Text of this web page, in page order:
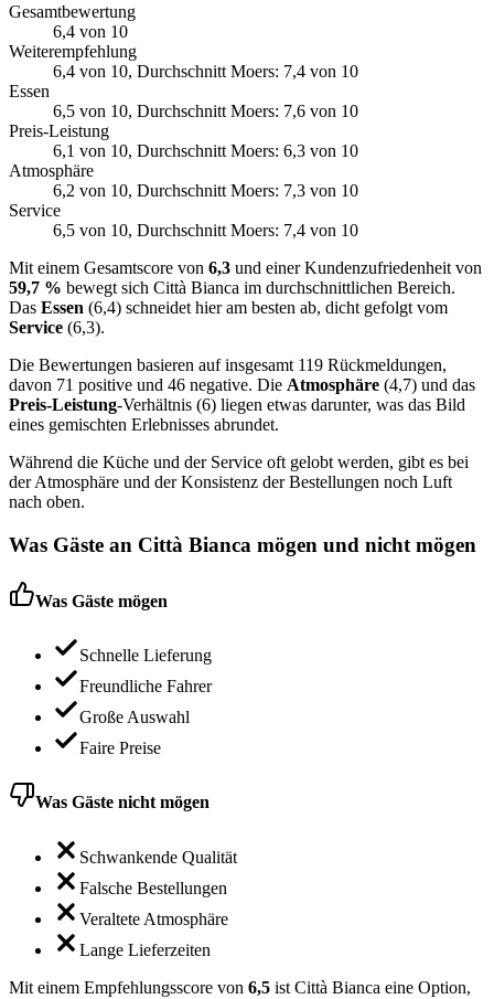
Gesamtbewertung
6,4 von 10
Weiterempfehlung
6,4 von 10, Durchschnitt Moers: 7,4 von 10
Essen
6,5 von 10, Durchschnitt Moers: 7,6 von 10
Preis-Leistung
6,1 von 10, Durchschnitt Moers: 6,3 von 10
Atmosphäre
6,2 von 10, Durchschnitt Moers: 7,3 von 10
Service
6,5 von 10, Durchschnitt Moers: 7,4 von 10
Mit einem Gesamtscore von 6,3 und einer Kundenzufriedenheit von
59,7 % bewegt sich Città Bianca im durchschnittlichen Bereich.
Das Essen (6,4) schneidet hier am besten ab, dicht gefolgt vom
Service (6,3).
Die Bewertungen basieren auf insgesamt 119 Rückmeldungen,
davon 71 positive und 46 negative. Die Atmosphäre (4,7) und das
Preis-Leistung-Verhältnis (6) liegen etwas darunter, was das Bild
eines gemischten Erlebnisses abrundet.
Während die Küche und der Service oft gelobt werden, gibt es bei
der Atmosphäre und der Konsistenz der Bestellungen noch Luft
nach oben.
Was Gäste an Città Bianca mögen und nicht mögen
Was Gäste mögen
Schnelle Lieferung
Freundliche Fahrer
Große Auswahl
Faire Preise
Was Gäste nicht mögen
Schwankende Qualität
Falsche Bestellungen
Veraltete Atmosphäre
Lange Lieferzeiten
Mit einem Empfehlungsscore von 6,5 ist Città Bianca eine Option,